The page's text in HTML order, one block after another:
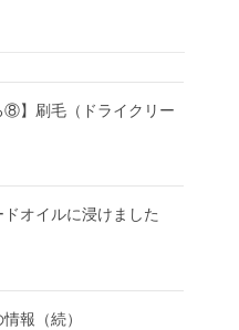
⑧】刷毛（ドライクリー
オイルに浸けました
報（続）